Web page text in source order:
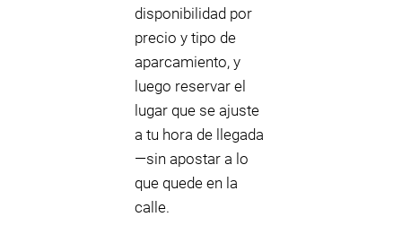
disponibilidad por
precio y tipo de
aparcamiento, y
luego reservar el
lugar que se ajuste
a tu hora de llegada
—sin apostar a lo
que quede en la
calle.